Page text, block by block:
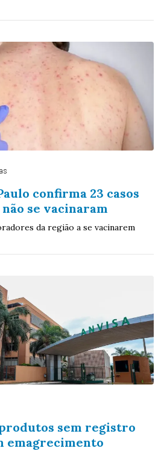
confirma 23 casos
se vacinaram
da região a se vacinarem
sem registro
emagrecimento